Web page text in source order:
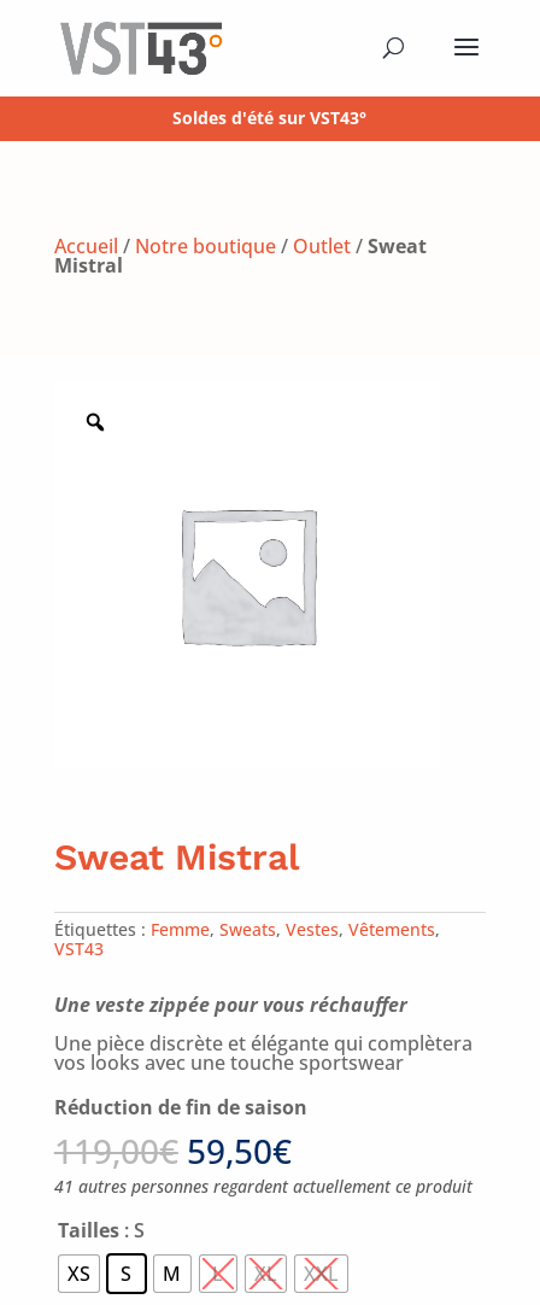
Soldes d'été sur VST43°
Accueil / Notre boutique/ Outlet/Sweat
Mistral
Sweat Mistral
Étiquettes : Femme, Sweats, Vestes, Vêtements,
VST43
Une veste zippée pour vous réchauffer
Une pièce discrète et élégante qui complètera
vos looks avec une touche sportswear
Réduction de fin de saison
119,00€ 59,50€
41 autres personnes regardent actuellement ce produit
Tailles : S
XS
S M L XL XXL